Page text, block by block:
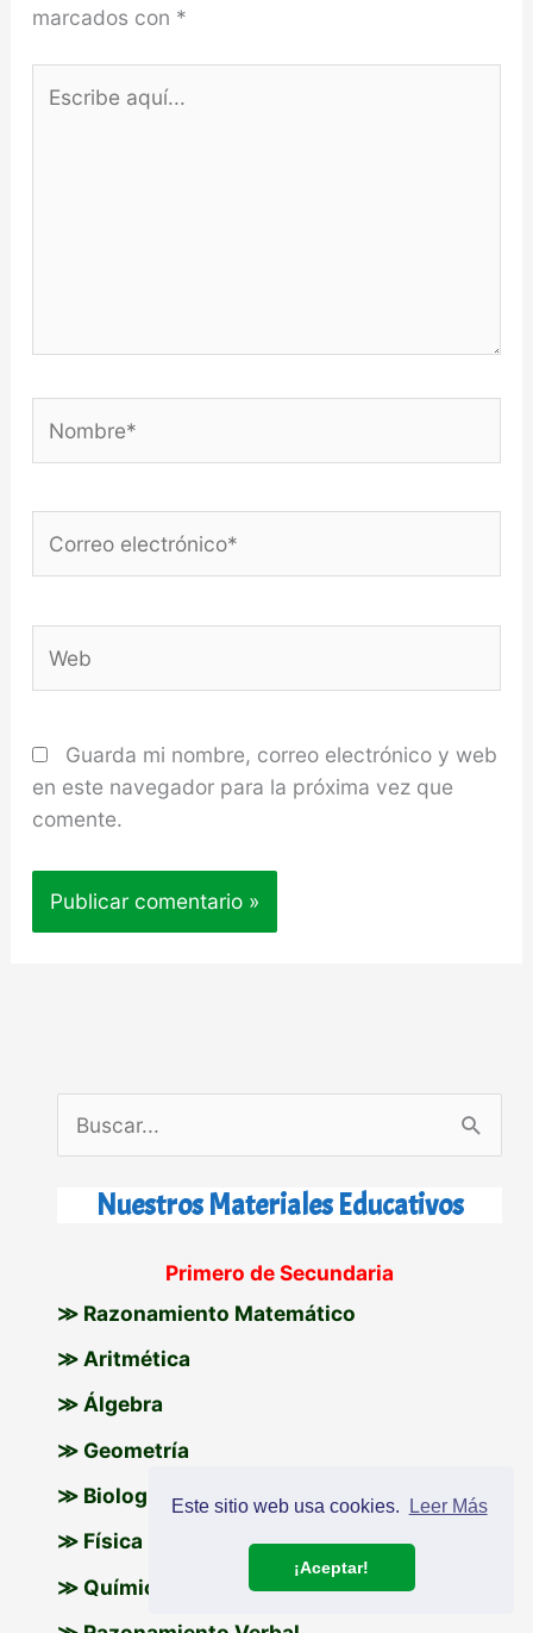
Este sitio web usa cookies. Leer Más
¡Aceptar!
marcados con *
aquí...
electrónico*
Guarda mi nombre, correo electrónico y web
en este navegador para la próxima vez que
comente.
u
r
p
o
Nuestros Materiales Educativos
Primero de Secundaria
≫ Razonamiento Matemático
≫ Aritmética
≫ Álgebra
≫ Geometría
≫ Biología
≫ Física
≫ Química